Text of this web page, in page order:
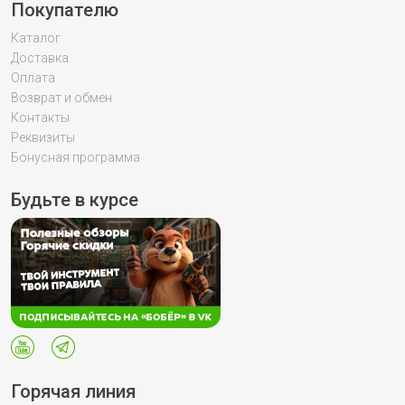
Покупателю
Каталог
Доставка
Оплата
Возврат и обмен
Контакты
Реквизиты
Бонусная программа
Будьте в курсе
Горячая линия